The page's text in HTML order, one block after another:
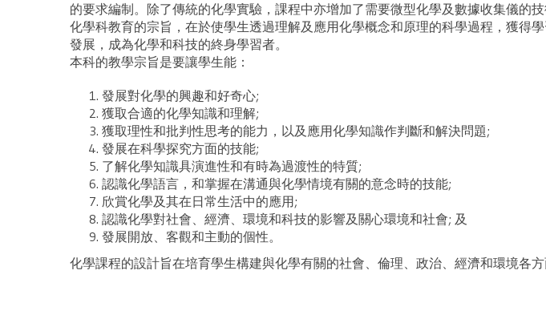
的要求編制。除了傳統的化學實驗，課程中亦增加了需要微型化學及數據收集儀的技
化學科教育的宗旨，在於使學生透過理解及應用化學概念和原理的科學過程，獲得
發展，成為化學和科技的終身學習者。
本科的教學宗旨是要讓學生能：
發展對化學的興趣和好奇心;
獲取合適的化學知識和理解;
獲取理性和批判性思考的能力，以及應用化學知識作判斷和解決問題;
發展在科學探究方面的技能;
了解化學知識具演進性和有時為過渡性的特質;
認識化學語言，和掌握在溝通與化學情境有關的意念時的技能;
欣賞化學及其在日常生活中的應用;
認識化學對社會、經濟、環境和科技的影響及關心環境和社會; 及
發展開放、客觀和主動的個性。
化學課程的設計旨在培育學生構建與化學有關的社會、倫理、政治、經濟和環境各